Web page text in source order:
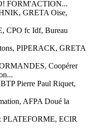
FORM'ACTION...
GRETA Oise,
CPO fc Idf, Bureau
PIPERACK, GRETA
Coopérer
Pierre Paul Riquet,
AFPA Doué la
: PLATEFORME, ECIR